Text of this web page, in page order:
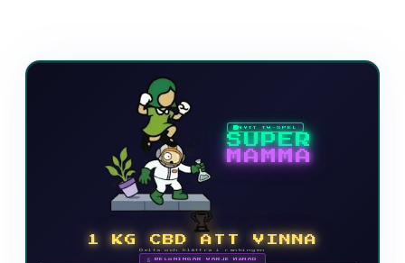
NYTT TV-SPEL
SUPER
MAMMA
🏆
1 KG CBD ATT VINNA
Delta och klättra i rankingen
🗓 BELÖNINGAR VARJE MÅNAD